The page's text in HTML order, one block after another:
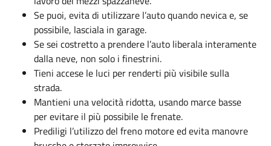
Se puoi, evita di utilizzare l’auto quando nevica e, se
possibile, lasciala in garage.
Se sei costretto a prendere l’auto liberala interamente
dalla neve, non solo i finestrini.
Tieni accese le luci per renderti più visibile sulla
strada.
Mantieni una velocità ridotta, usando marce basse
per evitare il più possibile le frenate.
Prediligi l’utilizzo del freno motore ed evita manovre